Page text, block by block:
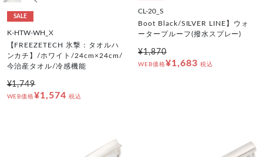
SALE
K-HTW-WH_X
【FREEZETECH 氷撃：タオルハ
ンカチ】/ホワイト/24cm×24cm/
今治産タオル/冷感機能
¥1,749
WEB価格¥1,574 税込
CL-20_S
Boot Black/SILVER LINE】ウォ
ータープルーフ(撥水スプレー)
¥1,870
WEB価格¥1,683 税込